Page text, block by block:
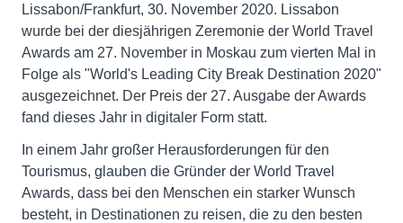
Lissabon/Frankfurt, 30. November 2020. Lissabon
wurde bei der diesjährigen Zeremonie der World Travel
Awards am 27. November in Moskau zum vierten Mal in
Folge als "World's Leading City Break Destination 2020"
ausgezeichnet. Der Preis der 27. Ausgabe der Awards
fand dieses Jahr in digitaler Form statt.
In einem Jahr großer Herausforderungen für den
Tourismus, glauben die Gründer der World Travel
Awards, dass bei den Menschen ein starker Wunsch
besteht, in Destinationen zu reisen, die zu den besten